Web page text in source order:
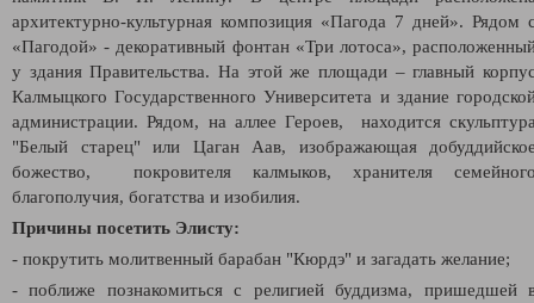
архитектурно-культурная композиция «Пагода 7 дней». Рядом
«Пагодой» - декоративный фонтан «Три лотоса»,
у здания Правительства. На этой же площади – главный
Калмыцкого Государственного Университета и здание
администрации. Рядом, на аллее Героев, находится
"Белый старец" или Цаган Аав, изображающая
божество, покровителя калмыков, хранителя
благополучия, богатства и изобилия.
Причины посетить Элисту:
- покрутить молитвенный барабан "Кюрдэ" и загадать желание;
- поближе познакомиться с религией буддизма, пришедшей